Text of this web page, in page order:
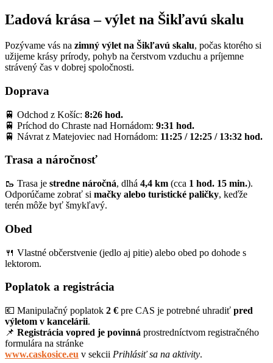
Ľadová krása – výlet na Šikľavú skalu
Pozývame vás na zimný výlet na Šikľavú skalu, počas ktorého si
užijeme krásy prírody, pohyb na čerstvom vzduchu a príjemne
strávený čas v dobrej spoločnosti.
Doprava
🚆 Odchod z Košíc: 8:26 hod.
🚆 Príchod do Chraste nad Hornádom: 9:31 hod.
🚆 Návrat z Matejoviec nad Hornádom: 11:25 / 12:25 / 13:32 hod.
Trasa a náročnosť
🥾 Trasa je stredne náročná, dlhá 4,4 km (cca 1 hod. 15 min.).
Odporúčame zobrať si mačky alebo turistické paličky, keďže
terén môže byť šmykľavý.
Obed
🍴 Vlastné občerstvenie (jedlo aj pitie) alebo obed po dohode s
lektorom.
Poplatok a registrácia
💶 Manipulačný poplatok 2 € pre CAS je potrebné uhradiť pred
výletom v kancelárii.
📌 Registrácia vopred je povinná prostredníctvom registračného
formulára na stránke
www.caskosice.eu v sekcii Prihlásiť sa na aktivity.